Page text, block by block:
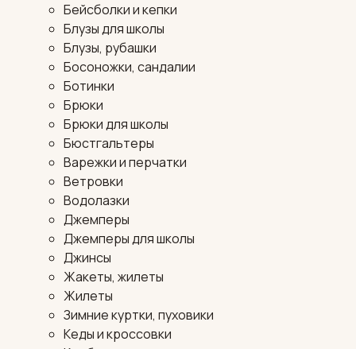
Бейсболки и кепки
Блузы для школы
Блузы, рубашки
Босоножки, сандалии
Ботинки
Брюки
Брюки для школы
Бюстгальтеры
Варежки и перчатки
Ветровки
Водолазки
Джемперы
Джемперы для школы
Джинсы
Жакеты, жилеты
Жилеты
Зимние куртки, пуховики
Кеды и кроссовки